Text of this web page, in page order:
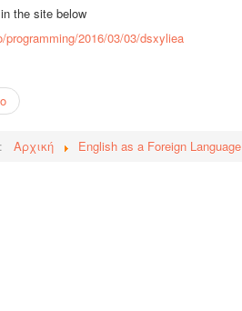
the site below
programming/2016/03/03/dsxyliea
Αρχική English as a Foreign Language